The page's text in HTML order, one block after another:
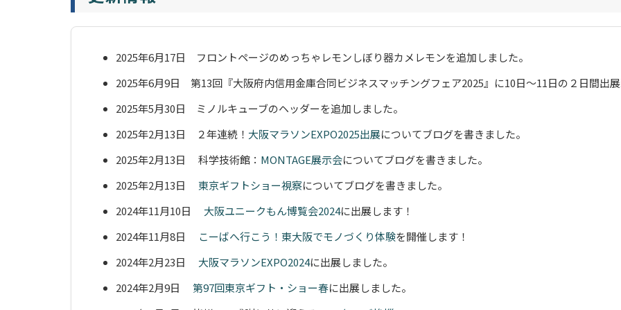
2025年6月17日 フロントページのめっちゃレモンしぼり器カメレモンを追加しました。
2025年6月9日 第13回『大阪府内信用金庫合同ビジネスマッチングフェア2025』に10日～11日の２日間出展
2025年5月30日 ミノルキューブのヘッダーを追加しました。
2025年2月13日 ２年連続！ 大阪マラソンEXPO2025出展についてブログを書きました。
2025年2月13日 科学技術館： MONTAGE展示会についてブログを書きました。
2025年2月13日 東京ギフトショー視察についてブログを書きました。
2024年11月10日 大阪ユニークもん博覧会2024に出展します！
2024年11月8日 こーばへ行こう！東大阪でモノづくり体験を開催します！
2024年2月23日 大阪マラソンEXPO2024に出展しました。
2024年2月9日 第97回東京ギフト・ショー春に出展しました。